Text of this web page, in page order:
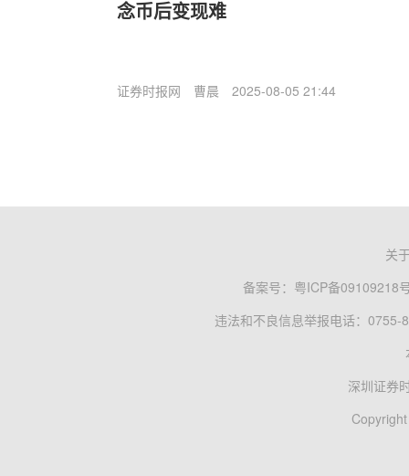
念币后变现难
证券时报网 曹晨 2025-08-05 21:44
关
备案号： 粤ICP备09109218
违法和不良信息举报电话：0755-
深圳证券